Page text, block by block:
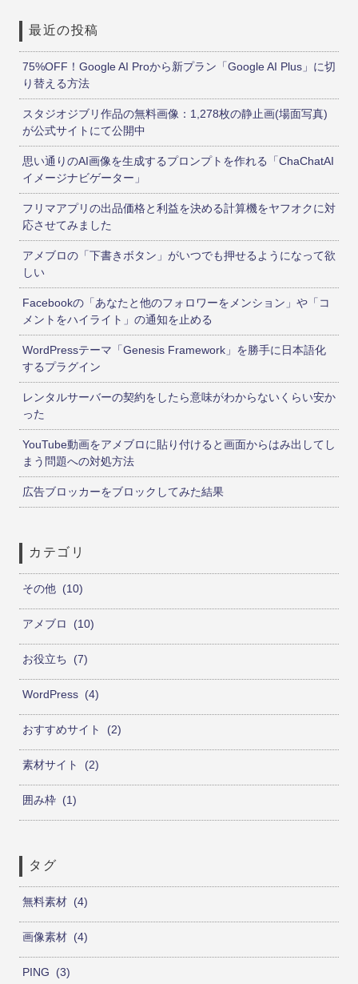
最近の投稿
75%OFF！Google AI Proから新プラン「Google AI Plus」に切
り替える方法
スタジオジブリ作品の無料画像：1,278枚の静止画(場面写真)
が公式サイトにて公開中
思い通りのAI画像を生成するプロンプトを作れる「ChaChatAI
イメージナビゲーター」
フリマアプリの出品価格と利益を決める計算機をヤフオクに対
応させてみました
アメブロの「下書きボタン」がいつでも押せるようになって欲
しい
Facebookの「あなたと他のフォロワーをメンション」や「コ
メントをハイライト」の通知を止める
WordPressテーマ「Genesis Framework」を勝手に日本語化
するプラグイン
レンタルサーバーの契約をしたら意味がわからないくらい安か
った
YouTube動画をアメブロに貼り付けると画面からはみ出してし
まう問題への対処方法
広告ブロッカーをブロックしてみた結果
カテゴリ
その他 10
アメブロ 10
お役立ち 7
WordPress 4
おすすめサイト 2
素材サイト 2
囲み枠 1
タグ
無料素材 4
画像素材 4
PING 3